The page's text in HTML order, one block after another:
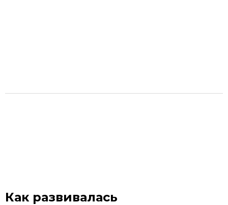
Как развивалась